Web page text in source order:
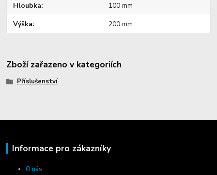
Hloubka 100 mm
Výška 200 mm
Zboží zařazeno v kategoriích
Příslušenství
Informace pro zákazníky
O nás